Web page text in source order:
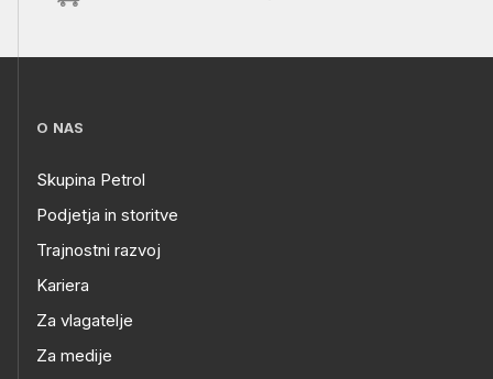
O NAS
Skupina Petrol
Podjetja in storitve
Trajnostni razvoj
Kariera
Za vlagatelje
Za medije